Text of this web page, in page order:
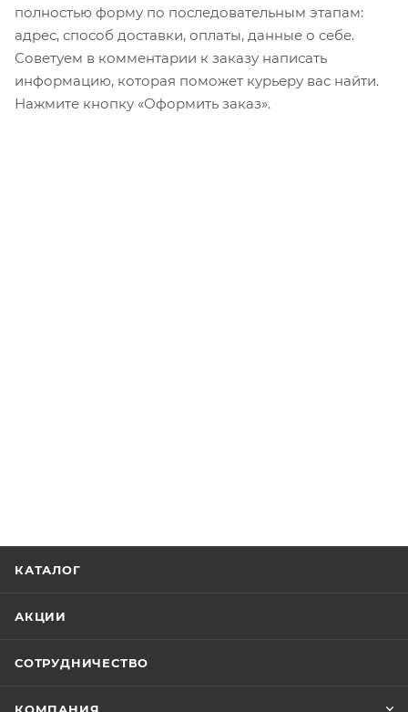
полностью форму по последовательным этапам:
адрес, способ доставки, оплаты, данные о себе.
Советуем в комментарии к заказу написать
информацию, которая поможет курьеру вас найти.
Нажмите кнопку «Оформить заказ».
КАТАЛОГ
АКЦИИ
СОТРУДНИЧЕСТВО